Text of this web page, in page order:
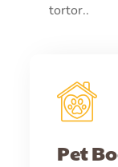
tortor..
Pet